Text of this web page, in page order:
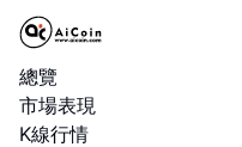
總覽
市場表現
K線行情